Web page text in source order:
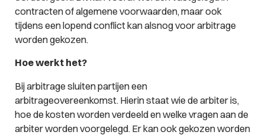
contracten of algemene voorwaarden, maar ook
tijdens een lopend conflict kan alsnog voor arbitrage
worden gekozen.
Hoe werkt het?
Bij arbitrage sluiten partijen een
arbitrageovereenkomst. Hierin staat wie de arbiter is,
hoe de kosten worden verdeeld en welke vragen aan de
arbiter worden voorgelegd. Er kan ook gekozen worden